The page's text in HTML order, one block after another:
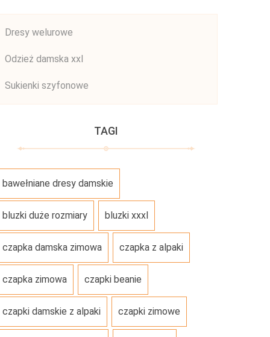
Dresy welurowe
Odzież damska xxl
Sukienki szyfonowe
TAGI
bawełniane dresy damskie
bluzki duże rozmiary bluzki xxxl
czapka damska zimowa czapka z alpaki
czapka zimowa czapki beanie
czapki damskie z alpaki czapki zimowe